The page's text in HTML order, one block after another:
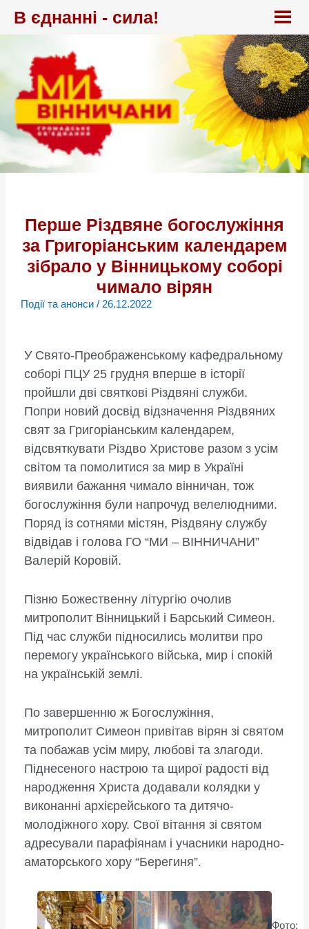
В єднанні - сила!
Перше Різдвяне богослужіння
за Григоріанським календарем
зібрало у Вінницькому соборі
чимало вірян
Події та анонси/ 26.12.2022
У Свято-Преображенському кафедральному
соборі ПЦУ 25 грудня вперше в історії
пройшли дві святкові Різдвяні служби.
Попри новий досвід відзначення Різдвяних
свят за Григоріанським календарем,
відсвяткувати Різдво Христове разом з усім
світом та помолитися за мир в Україні
виявили бажання чимало вінничан, тож
богослужіння були напрочуд велелюдними.
Поряд із сотнями містян, Різдвяну службу
відвідав і голова ГО “МИ – ВІННИЧАНИ”
Валерій Коровій.
Пізню Божественну літургію очолив
митрополит Вінницький і Барський Симеон.
Під час служби підносились молитви про
перемогу українського війська, мир і спокій
на українській землі.
По завершенню ж Богослужіння,
митрополит Симеон привітав вірян зі святом
та побажав усім миру, любові та злагоди.
Піднесеного настрою та щирої радості від
народження Христа додавали колядки у
виконанні архієрейського та дитячо-
молодіжного хору. Свої вітання зі святом
адресували парафіянам і учасники народно-
аматорського хору “Берегиня”.
Фото: